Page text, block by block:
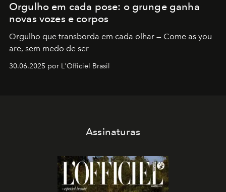
Orgulho em cada pose: o grunge ganha
novas vozes e corpos
Orgulho que transborda em cada olhar — Come as you
are, sem medo de ser
30.06.2025 por L'Officiel Brasil
Assinaturas